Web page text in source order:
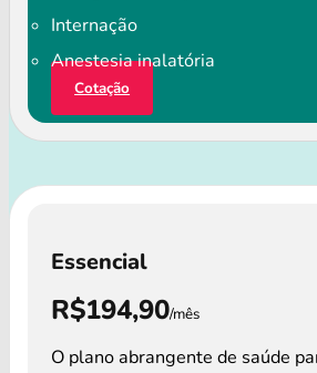
Internação
Anestesia inalatória
Cotação
Essencial
R$194,90/mês
O plano abrangente de saúde